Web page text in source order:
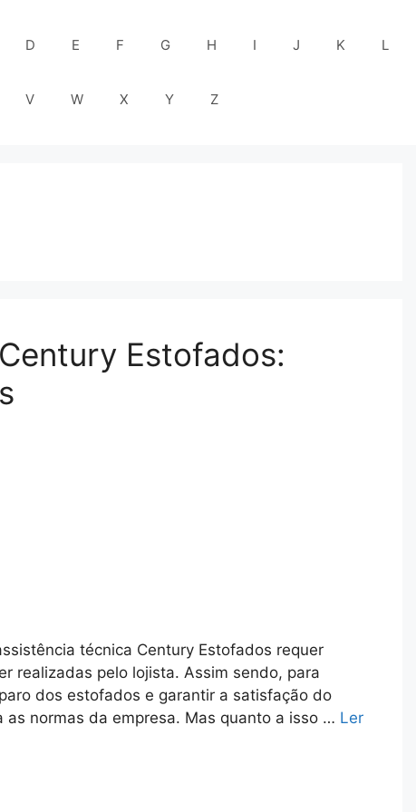
D E F G H I J K L
V W X Y Z
Estofados:
técnica Century Estofados requer
realizadas pelo lojista. Assim sendo, para
dos estofados e garantir a satisfação do
normas da empresa. Mas quanto a isso … Ler